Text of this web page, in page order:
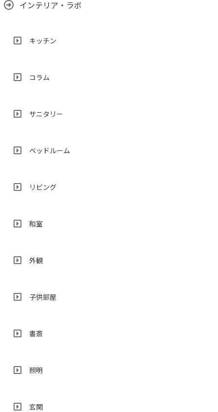
インテリア・ラボ
キッチン
コラム
サニタリー
ベッドルーム
リビング
和室
外観
子供部屋
書斎
照明
玄関